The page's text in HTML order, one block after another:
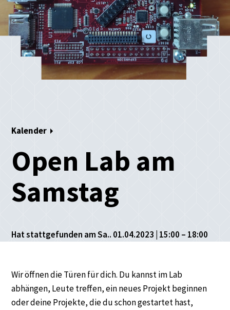
Kalender
Open Lab am
Samstag
Hat stattgefunden am Sa.. 01.04.2023 | 15:00 – 18:00
Wir öffnen die Türen für dich. Du kannst im Lab
abhängen, Leute treffen, ein neues Projekt beginnen
oder deine Projekte, die du schon gestartet hast,